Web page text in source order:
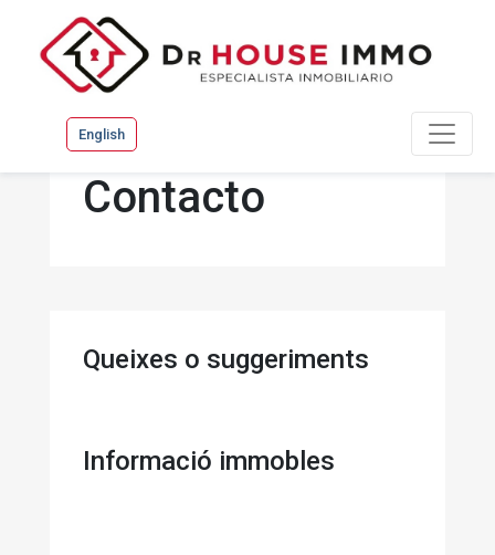
English
Contacto
Queixes o suggeriments
Informació immobles